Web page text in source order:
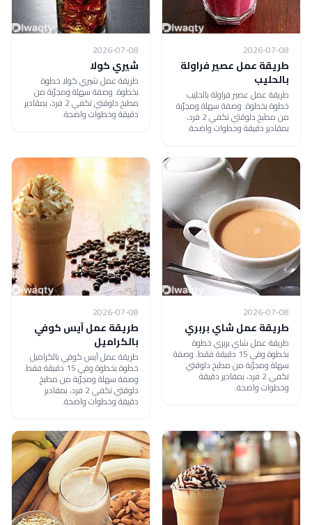
2026-07-08
طريقة عمل عصير فراولة
بالحليب
طريقة عمل عصير فراولة بالحليب
خطوة بخطوة. وصفة سهلة ومجرّبة
من مطبخ دلوقتي تكفي 2 فرد،
بمقادير دقيقة وخطوات واضحة.
2026-07-08
شيري كولا
طريقة عمل شيري كولا خطوة
بخطوة. وصفة سهلة ومجرّبة من
مطبخ دلوقتي تكفي 2 فرد، بمقادير
دقيقة وخطوات واضحة.
2026-07-08
طريقة عمل شاي بربري
طريقة عمل شاي بربري خطوة
بخطوة وفي 15 دقيقة فقط. وصفة
سهلة ومجرّبة من مطبخ دلوقتي
تكفي 2 فرد، بمقادير دقيقة
وخطوات واضحة.
2026-07-08
طريقة عمل آيس كوفي
بالكراميل
طريقة عمل آيس كوفي بالكراميل
خطوة بخطوة وفي 15 دقيقة فقط.
وصفة سهلة ومجرّبة من مطبخ
دلوقتي تكفي 2 فرد، بمقادير
دقيقة وخطوات واضحة.